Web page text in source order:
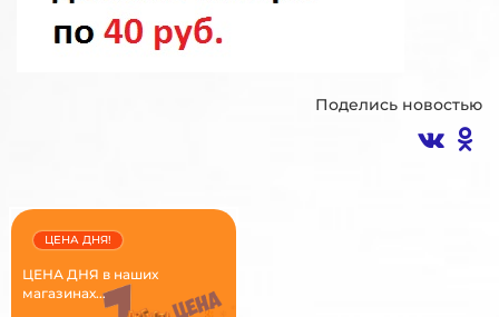
Поделись новостью
ЦЕНА ДНЯ в наших
магазинах...
ЦЕНА ДНЯ!